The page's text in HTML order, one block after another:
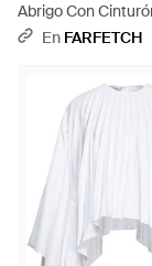
Abrigo Con
En FARFETCH